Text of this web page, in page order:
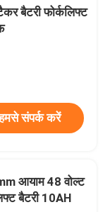
बैटरी फोर्कलिफ्ट
संपर्क करें
आयाम 48 वोल्ट
बैटरी 10AH